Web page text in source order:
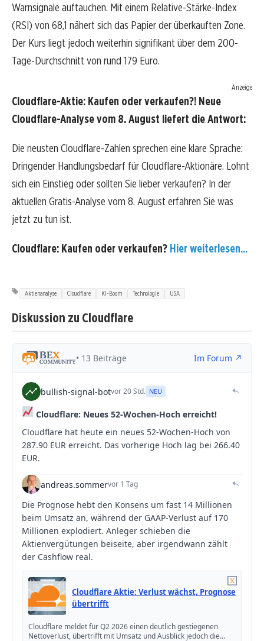
Warnsignale auftauchen. Mit einem Relative-Stärke-Index
(RSI) von 68,1 nähert sich das Papier der überkauften Zone.
Der Kurs liegt jedoch weiterhin signifikant über dem 200-
Tage-Durchschnitt von rund 179 Euro.
Anzeige
Cloudflare-Aktie: Kaufen oder verkaufen?! Neue
Cloudflare-Analyse vom 8. August liefert die Antwort:
Die neusten Cloudflare-Zahlen sprechen eine klare Sprache:
Dringender Handlungsbedarf für Cloudflare-Aktionäre. Lohnt
sich ein Einstieg oder sollten Sie lieber verkaufen? In der
aktuellen Gratis-Analyse vom 8. August erfahren Sie was
jetzt zu tun ist.
Cloudflare: Kaufen oder verkaufen? Hier weiterlesen...
Aktienanalyse Cloudflare KI-Boom Technologie USA
Diskussion zu Cloudflare